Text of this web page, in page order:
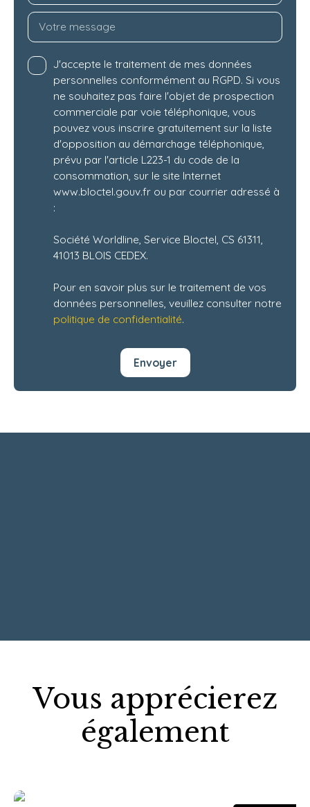
Votre message
J'accepte le traitement de mes données
personnelles conformément au RGPD. Si vous
ne souhaitez pas faire l'objet de prospection
commerciale par voie téléphonique, vous
pouvez vous inscrire gratuitement sur la liste
d'opposition au démarchage téléphonique,
prévu par l'article L223-1 du code de la
consommation, sur le site Internet
www.bloctel.gouv.fr ou par courrier adressé à
:
Société Worldline, Service Bloctel, CS 61311,
41013 BLOIS CEDEX.
Pour en savoir plus sur le traitement de vos
données personnelles, veuillez consulter notre
politique de confidentialité.
Envoyer
Vous apprécierez
également